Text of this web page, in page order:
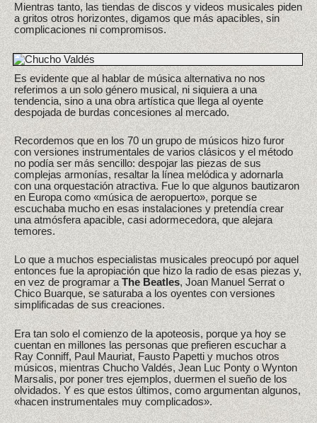
Mientras tanto, las tiendas de discos y videos musicales piden
a gritos otros horizontes, digamos que más apacibles, sin
complicaciones ni compromisos.
Es evidente que al hablar de música alternativa no nos
referimos a un solo género musical, ni siquiera a una
tendencia, sino a una obra artística que llega al oyente
despojada de burdas concesiones al mercado.
Recordemos que en los 70 un grupo de músicos hizo furor
con versiones instrumentales de varios clásicos y el método
no podía ser más sencillo: despojar las piezas de sus
complejas armonías, resaltar la línea melódica y adornarla
con una orquestación atractiva. Fue lo que algunos bautizaron
en Europa como «música de aeropuerto», porque se
escuchaba mucho en esas instalaciones y pretendía crear
una atmósfera apacible, casi adormecedora, que alejara
temores.
Lo que a muchos especialistas musicales preocupó por aquel
entonces fue la apropiación que hizo la radio de esas piezas y,
en vez de programar aThe Beatles, Joan Manuel Serrat o
Chico Buarque, se saturaba a los oyentes con versiones
simplificadas de sus creaciones.
Era tan solo el comienzo de la apoteosis, porque ya hoy se
cuentan en millones las personas que prefieren escuchar a
Ray Conniff, Paul Mauriat, Fausto Papetti y muchos otros
músicos, mientras Chucho Valdés, Jean Luc Ponty o Wynton
Marsalis, por poner tres ejemplos, duermen el sueño de los
olvidados. Y es que estos últimos, como argumentan algunos,
«hacen instrumentales muy complicados».